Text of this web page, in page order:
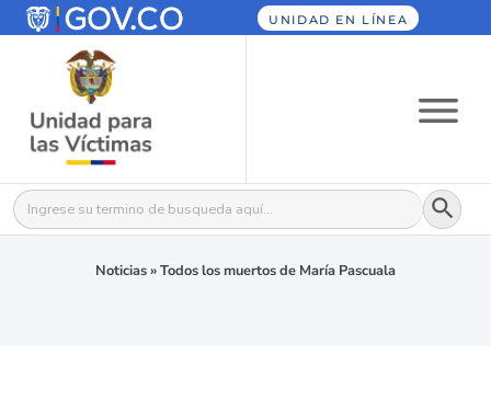
UNIDAD EN LÍNEA
Buscar: Botón
Noticias»Todos los muertos de María Pascuala